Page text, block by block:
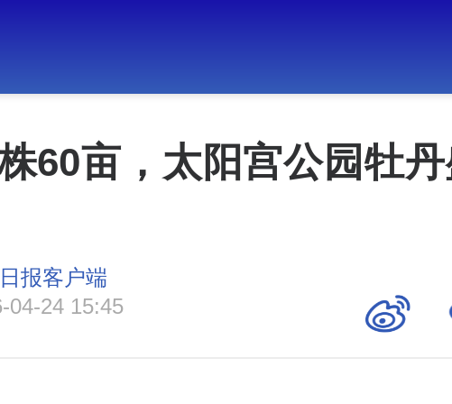
60亩，太阳宫公园牡
报客户端
04-24 15:45